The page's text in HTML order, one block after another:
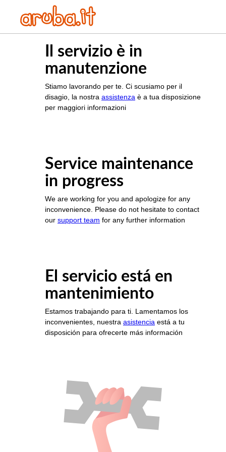
Il servizio è in
manutenzione
Stiamo lavorando per te. Ci scusiamo per il
disagio, la nostra assistenza è a tua disposizione
per maggiori informazioni
Service maintenance
in progress
We are working for you and apologize for any
inconvenience. Please do not hesitate to contact
our support team for any further information
El servicio está en
mantenimiento
Estamos trabajando para ti. Lamentamos los
inconvenientes, nuestra asistencia está a tu
disposición para ofrecerte más información